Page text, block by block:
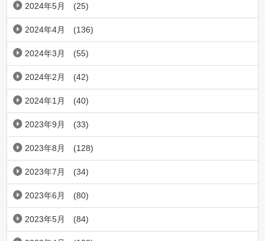
2024年5月 (25)
2024年4月 (136)
2024年3月 (55)
2024年2月 (42)
2024年1月 (40)
2023年9月 (33)
2023年8月 (128)
2023年7月 (34)
2023年6月 (80)
2023年5月 (84)